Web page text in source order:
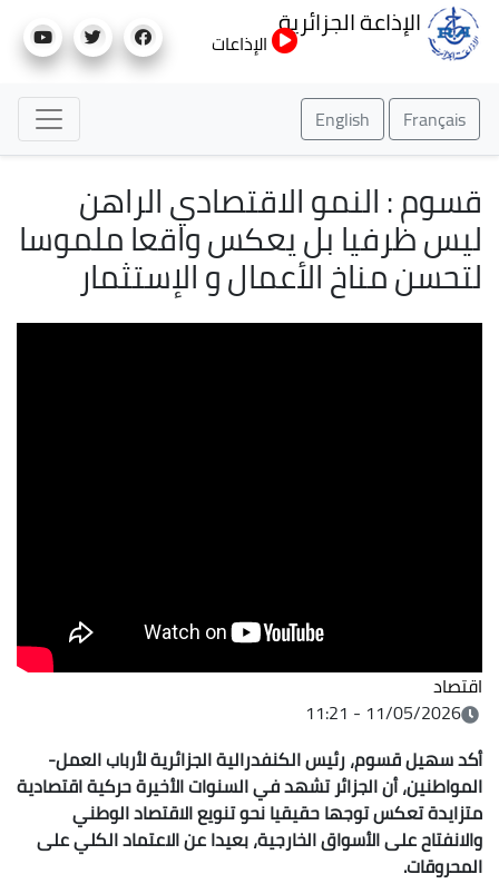
إلى
الإذاعة الجزائرية
الإذاعات
Français
English
قسوم : النمو الاقتصادي الراهن
ليس ظرفيا بل يعكس واقعا ملموسا
لتحسن مناخ الأعمال و الإستثمار
اقتصاد
11/05/2026 - 11:21
أكد سهيل قسوم، رئيس الكنفدرالية الجزائرية لأرباب العمل-
المواطنين، أن الجزائر تشهد في السنوات الأخيرة حركية اقتصادية
متزايدة تعكس توجها حقيقيا نحو تنويع الاقتصاد الوطني
والانفتاح على الأسواق الخارجية، بعيدا عن الاعتماد الكلي على
المحروقات.